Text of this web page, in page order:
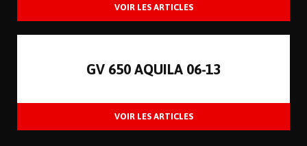
GV 650 AQUILA 06-13